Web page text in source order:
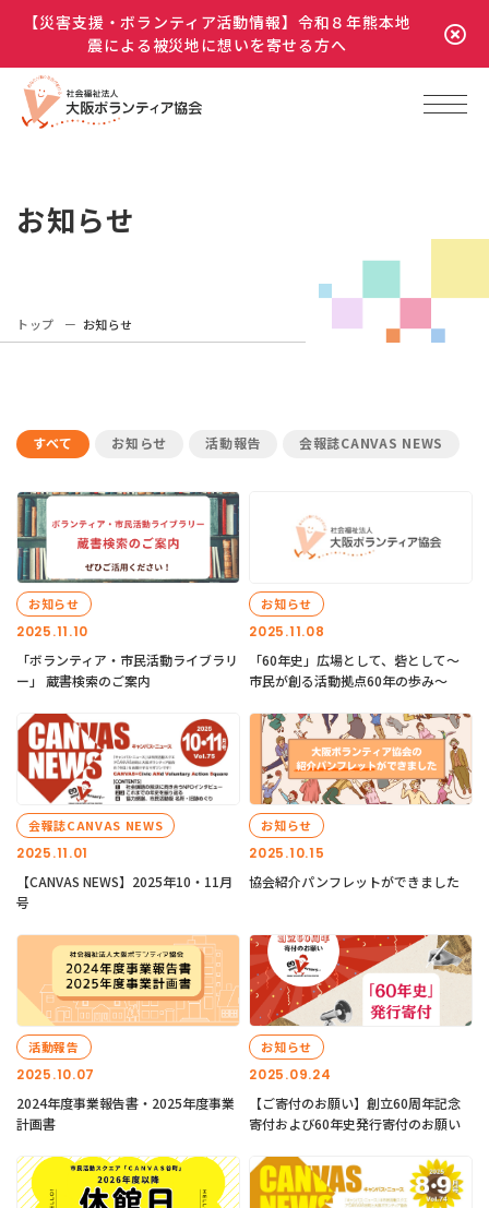
【災害支援・ボランティア活動情報】令和８年熊本地
震による被災地に想いを寄せる方へ
お知らせ
トップ お知らせ
すべて お知らせ 活動報告 会報誌CANVAS NEWS
2025.11.10
お知らせ
「ボランティア・市民活動ライブラリ
ー」 蔵書検索のご案内
2025.11.08
お知らせ
「60年史」広場として、砦として～
市民が創る活動拠点60年の歩み～
2025.11.01
会報誌CANVAS NEWS
【CANVAS NEWS】2025年10・11月
号
2025.10.15
お知らせ
協会紹介パンフレットができました
2025.10.07
活動報告
2024年度事業報告書・2025年度事業
計画書
2025.09.24
お知らせ
【ご寄付のお願い】創立60周年記念
寄付および60年史発行寄付のお願い